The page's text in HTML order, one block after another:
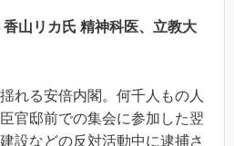
山リカ氏 精神科医、立教大
れる安倍内閣。何千人もの人
官邸前での集会に参加した翌
設などの反対活動中に逮捕さ